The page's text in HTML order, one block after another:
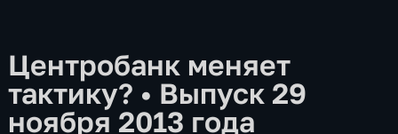
Центробанк меняет
тактику? • Выпуск 29
ноября 2013 года